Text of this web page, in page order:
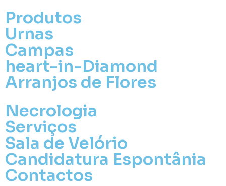
Produtos
Urnas
Campas
heart-in-Diamond
Arranjos de Flores
Necrologia
Serviços
Sala de Velório
Candidatura Espontânia
Contactos
Pague mais tarde